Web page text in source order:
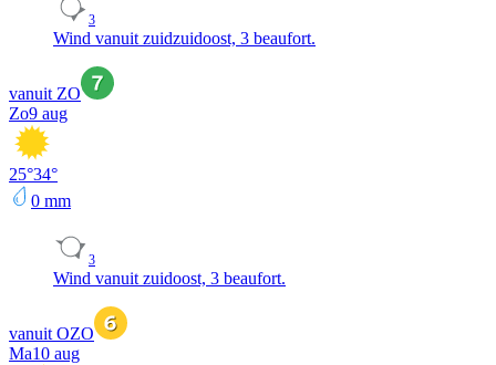
3
Wind vanuit zuidzuidoost, 3 beaufort.
vanuit ZO
Zo9 aug
25°34°
0 mm
3
Wind vanuit zuidoost, 3 beaufort.
vanuit OZO
Ma10 aug